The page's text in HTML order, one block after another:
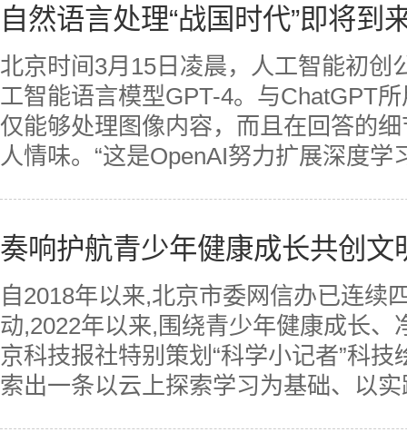
自然语言处理“战国时代”即将到
北京时间3月15日凌晨，人工智能初创
工智能语言模型GPT-4。与ChatGPT
仅能够处理图像内容，而且在回答的
人情味。“这是OpenAI努力扩展深度学
奏响护航青少年健康成长共创文
自2018年以来,北京市委网信办已连续
动,2022年以来,围绕青少年健康成长、
京科技报社特别策划“科学小记者”科
索出一条以云上探索学习为基础、以